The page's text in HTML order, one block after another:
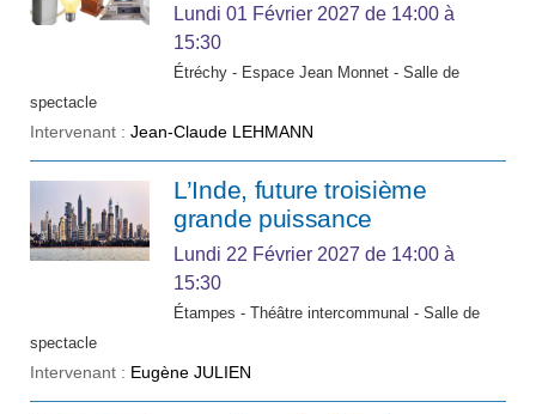
Lundi 01 Février 2027 de 14:00 à
15:30
Étréchy - Espace Jean Monnet - Salle de
spectacle
Intervenant : Jean-Claude LEHMANN
L’Inde, future troisième
grande puissance
Lundi 22 Février 2027 de 14:00 à
15:30
Étampes - Théâtre intercommunal - Salle de
spectacle
Intervenant : Eugène JULIEN